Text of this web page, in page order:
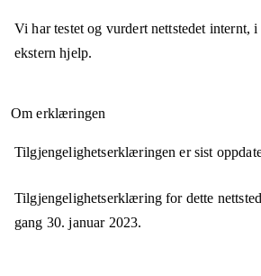
Vi har testet og vurdert nettstedet internt,
ekstern hjelp.
Om erklæringen
Tilgjengelighetserklæringen er sist
Tilgjengelighetserklæring for dette
gang 30. januar 2023.